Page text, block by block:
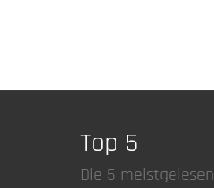
Top 5
Die 5